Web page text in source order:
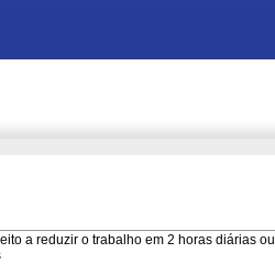
a reduzir o trabalho em 2 horas diárias ou